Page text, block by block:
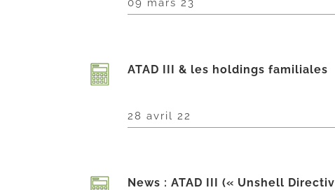
09 mars 23
ATAD III & les holdings familiales
28 avril 22
News : ATAD III (« Unshell